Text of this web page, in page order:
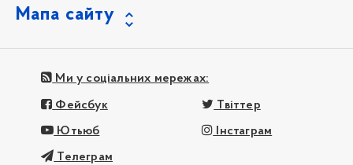
Мапа сайту
Ми у соціальних мережах:
Фейсбук Твіттер
Ютьюб Інстаграм
Телеграм